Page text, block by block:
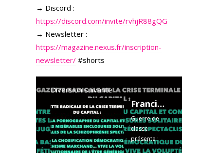
→ Discord :
https://discord.com/invite/rvhjR88gQG
→ Newsletter :
https://magazine.nexus.fr/inscription-
newsletter/ #shorts
Diversion suivante
Francis Cousin : Gazette radicale de la crise terminale du Capital - Août 2025
Guerre de
classe
présente :
GAZETTE